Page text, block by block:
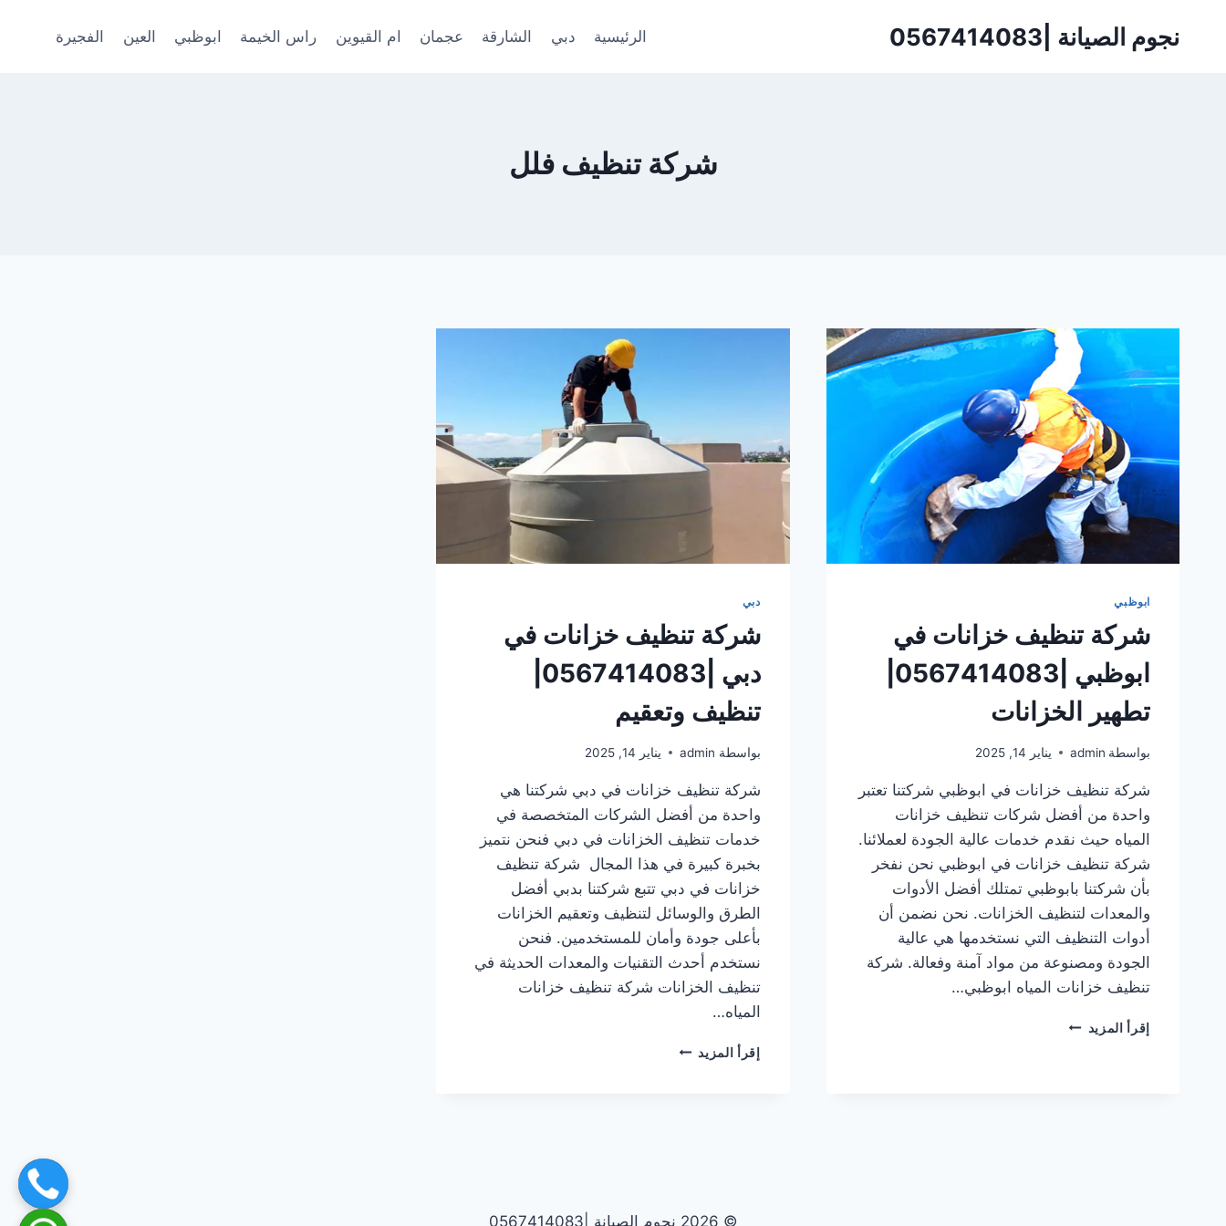
نجوم الصيانة |0567414083 الرئيسية دبي الشارقة عجمان ام القيوين راس الخيمة ابوظبي العين الفجيرة
شركة تنظيف فلل
ابوظبي
شركة تنظيف خزانات في
تطهير الخزانات
بواسطة admin يناير 14, 2025
شركة تنظيف خزانات في ابوظبي شركتنا تعتبر
واحدة من أفضل شركات تنظيف خزانات
المياه حيث نقدم خدمات عالية الجودة لعملائنا.
شركة تنظيف خزانات في ابوظبي نحن نفخر
بأن شركتنا بابوظبي تمتلك أفضل الأدوات
والمعدات لتنظيف الخزانات. نحن نضمن أن
أدوات التنظيف التي نستخدمها هي عالية
الجودة ومصنوعة من مواد آمنة وفعالة. شركة
تنظيف خزانات المياه ابوظبي…
إقرأ المزيد شركة
دبي
شركة تنظيف خزانات في
تنظيف وتعقيم
بواسطة admin يناير 14, 2025
شركة تنظيف خزانات في دبي شركتنا هي
واحدة من أفضل الشركات المتخصصة في
خدمات تنظيف الخزانات في دبي فنحن نتميز
بخبرة كبيرة في هذا المجال شركة تنظيف
خزانات في دبي تتبع شركتنا بدبي أفضل
الطرق والوسائل لتنظيف وتعقيم الخزانات
بأعلى جودة وأمان للمستخدمين. فنحن
نستخدم أحدث التقنيات والمعدات الحديثة في
تنظيف الخزانات شركة تنظيف خزانات
المياه…
إقرأ المزيد شركة
© 2026 نجوم الصيانة |0567414083